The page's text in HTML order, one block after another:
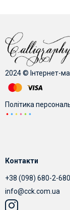
2024 © Інтернет-
Політика
Контакти
+38 (098) 680-2-680
info@cck.com.ua